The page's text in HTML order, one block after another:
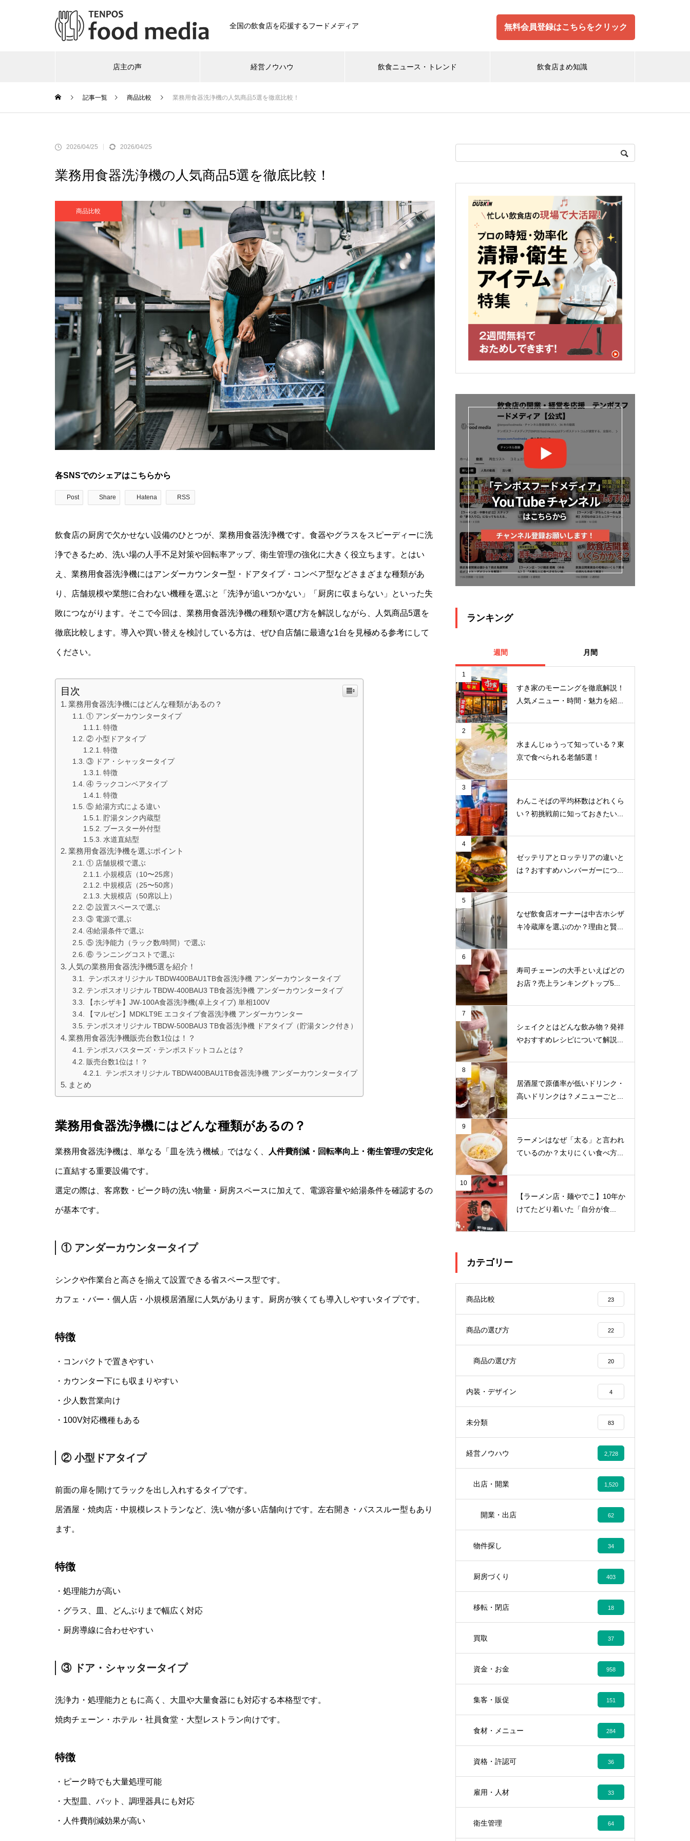
全国の飲食店を応援するフードメディア 無料会員登録はこちらをクリック
店主の声 経営ノウハウ 飲食ニュース・トレンド 飲食店まめ知識
記事一覧 商品比較 業務用食器洗浄機の人気商品5選を徹底比較！
2026/04/25 2026/04/25
業務用食器洗浄機の人気商品5選を徹底比較！
商品比較
各SNSでのシェアはこちらから
Post Share Hatena RSS
飲食店の厨房で欠かせない設備のひとつが、業務用食器洗浄機です。食器やグラスをスピーディーに洗
浄できるため、洗い場の人手不足対策や回転率アップ、衛生管理の強化に大きく役立ちます。とはい
え、業務用食器洗浄機にはアンダーカウンター型・ドアタイプ・コンベア型などさまざまな種類があ
り、店舗規模や業態に合わない機種を選ぶと「洗浄が追いつかない」「厨房に収まらない」といった失
敗につながります。そこで今回は、業務用食器洗浄機の種類や選び方を解説しながら、人気商品5選を
徹底比較します。導入や買い替えを検討している方は、ぜひ自店舗に最適な1台を見極める参考にして
ください。
目次
業務用食器洗浄機にはどんな種類があるの？
① アンダーカウンタータイプ
特徴
② 小型ドアタイプ
特徴
③ ドア・シャッタータイプ
特徴
④ ラックコンベアタイプ
特徴
⑤ 給湯方式による違い
貯湯タンク内蔵型
ブースター外付型
水道直結型
業務用食器洗浄機を選ぶポイント
① 店舗規模で選ぶ
小規模店（10〜25席）
中規模店（25〜50席）
大規模店（50席以上）
② 設置スペースで選ぶ
③ 電源で選ぶ
④給湯条件で選ぶ
⑤ 洗浄能力（ラック数/時間）で選ぶ
⑥ ランニングコストで選ぶ
人気の業務用食器洗浄機5選を紹介！
テンポスオリジナル TBDW400BAU1TB食器洗浄機 アンダーカウンタータイプ
テンポスオリジナル TBDW-400BAU3 TB食器洗浄機 アンダーカウンタータイプ
【ホシザキ】JW-100A食器洗浄機(卓上タイプ) 単相100V
【マルゼン】MDKLT9E エコタイプ食器洗浄機 アンダーカウンター
テンポスオリジナル TBDW-500BAU3 TB食器洗浄機 ドアタイプ（貯湯タンク付き）
業務用食器洗浄機販売台数1位は！？
テンポスバスターズ・テンポスドットコムとは？
販売台数1位は！？
テンポスオリジナル TBDW400BAU1TB食器洗浄機 アンダーカウンタータイプ
まとめ
業務用食器洗浄機にはどんな種類があるの？
業務用食器洗浄機は、単なる「皿を洗う機械」ではなく、 人件費削減・回転率向上・衛生管理の安定化
に直結する重要設備です。
選定の際は、客席数・ピーク時の洗い物量・厨房スペースに加えて、電源容量や給湯条件を確認するの
が基本です。
① アンダーカウンタータイプ
シンクや作業台と高さを揃えて設置できる省スペース型です。
カフェ・バー・個人店・小規模居酒屋に人気があります。厨房が狭くても導入しやすいタイプです。
特徴
・コンパクトで置きやすい
・カウンター下にも収まりやすい
・少人数営業向け
・100V対応機種もある
② 小型ドアタイプ
前面の扉を開けてラックを出し入れするタイプです。
居酒屋・焼肉店・中規模レストランなど、洗い物が多い店舗向けです。左右開き・パススルー型もあり
ます。
特徴
・処理能力が高い
・グラス、皿、どんぶりまで幅広く対応
・厨房導線に合わせやすい
③ ドア・シャッタータイプ
洗浄力・処理能力ともに高く、大皿や大量食器にも対応する本格型です。
焼肉チェーン・ホテル・社員食堂・大型レストラン向けです。
特徴
・ピーク時でも大量処理可能
・大型皿、バット、調理器具にも対応
・人件費削減効果が高い
ランキング
週間 月間
1
すき家のモーニングを徹底解説！
人気メニュー・時間・魅力を紹...
2
水まんじゅうって知っている？東
京で食べられる老舗5選！
3
わんこそばの平均杯数はどれくら
い？初挑戦前に知っておきたい...
4
ゼッテリアとロッテリアの違いと
は？おすすめハンバーガーにつ...
5
なぜ飲食店オーナーは中古ホシザ
キ冷蔵庫を選ぶのか？理由と賢...
6
寿司チェーンの大手といえばどの
お店？売上ランキングトップ5...
7
シェイクとはどんな飲み物？発祥
やおすすめレシピについて解説...
8
居酒屋で原価率が低いドリンク・
高いドリンクは？メニューごと...
9
ラーメンはなぜ「太る」と言われ
ているのか？太りにくい食べ方...
10
【ラーメン店・麺やでこ】10年か
けてたどり着いた「自分が食...
カテゴリー
商品比較 23
商品の選び方 22
商品の選び方 20
内装・デザイン 4
未分類 83
経営ノウハウ 2,728
出店・開業 1,520
開業・出店 62
物件探し 34
厨房づくり 403
移転・閉店 18
買取 37
資金・お金 958
集客・販促 151
食材・メニュー 284
資格・許認可 36
雇用・人材 33
衛生管理 64